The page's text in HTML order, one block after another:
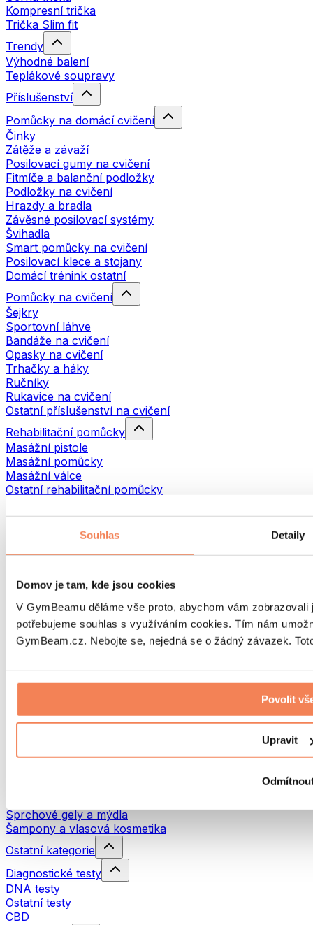
Souhlas Detaily
Domov je tam, kde jsou cookies
V GymBeamu děláme vše proto, abychom vám
potřebujeme souhlas s využíváním cookies. Tím nám
GymBeam.cz. Nebojte se, nejedná se o žádný závazek.
Povolit
Upravit
Kompresní trička
Trička Slim fit
Trendy
Výhodné balení
Teplákové soupravy
Příslušenství
Pomůcky na domácí cvičení
Činky
Zátěže a závaží
Posilovací gumy na cvičení
Fitmíče a balanční podložky
Podložky na cvičení
Hrazdy a bradla
Závěsné posilovací systémy
Švihadla
Smart pomůcky na cvičení
Posilovací klece a stojany
Domácí trénink ostatní
Pomůcky na cvičení
Šejkry
Sportovní láhve
Bandáže na cvičení
Opasky na cvičení
Trhačky a háky
Ručníky
Rukavice na cvičení
Ostatní příslušenství na cvičení
Rehabilitační pomůcky
Masážní pistole
Masážní pomůcky
Masážní válce
Ostatní rehabilitační pomůcky
Batohy
Běh
Bojové sporty
Cyklistika
Jóga a pilates
Otužování
Turistika
Red Light Therapy
Vodní filtry a konvice
Sprchové gely a mýdla
Šampony a vlasová kosmetika
Ostatní kategorie
Diagnostické testy
DNA testy
Ostatní testy
CBD